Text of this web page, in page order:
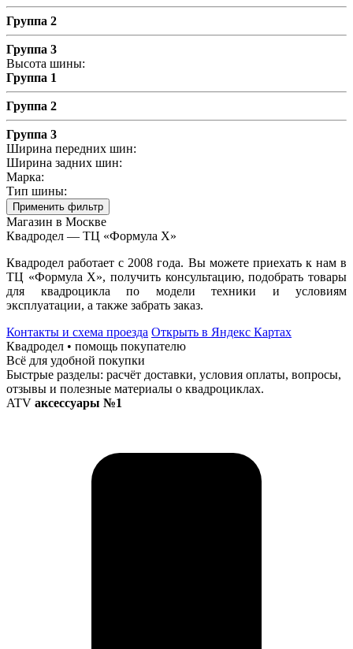
Группа 2
Группа 3
Высота шины:
Группа 1
Группа 2
Группа 3
Ширина передних шин:
Ширина задних шин:
Марка:
Тип шины:
Применить фильтр
Магазин в Москве
Квадродел — ТЦ «Формула Х»
Квадродел работает с 2008 года. Вы можете приехать к нам в
ТЦ «Формула Х», получить консультацию, подобрать товары
для квадроцикла по модели техники и условиям
эксплуатации, а также забрать заказ.
Контакты и схема проезда Открыть в Яндекс Картах
Квадродел • помощь покупателю
Всё для удобной покупки
Быстрые разделы: расчёт доставки, условия оплаты, вопросы,
отзывы и полезные материалы о квадроциклах.
ATV аксессуары №1